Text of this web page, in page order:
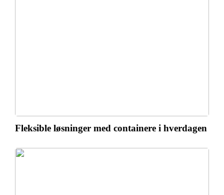
Fleksible løsninger med containere i hverdagen